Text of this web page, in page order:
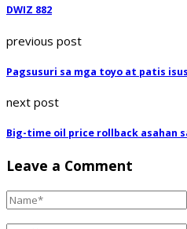
DWIZ 882
previous post
Pagsusuri sa mga toyo at patis
next post
Big-time oil price rollback asahan
Leave a Comment